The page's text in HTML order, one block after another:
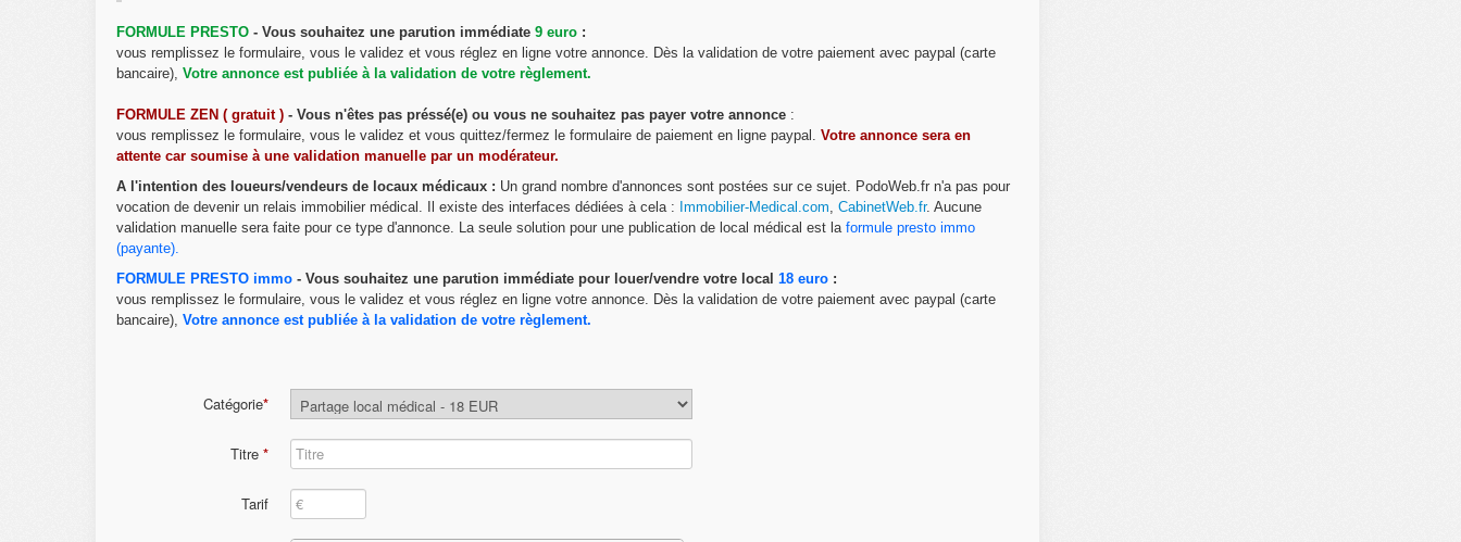
FORMULE PRESTO - Vous souhaitez une parution immédiate 9 euro :
vous remplissez le formulaire, vous le validez et vous réglez en ligne votre annonce. Dès la validation de votre paiement avec paypal (carte
bancaire), Votre annonce est publiée à la validation de votre règlement.
FORMULE ZEN ( gratuit ) - Vous n'êtes pas préssé(e) ou vous ne souhaitez pas payer votre annonce :
vous remplissez le formulaire, vous le validez et vous quittez/fermez le formulaire de paiement en ligne paypal. Votre annonce sera en
attente car soumise à une validation manuelle par un modérateur.
A l'intention des loueurs/vendeurs de locaux médicaux : Un grand nombre d'annonces sont postées sur ce sujet. PodoWeb.fr n'a pas pour
vocation de devenir un relais immobilier médical. Il existe des interfaces dédiées à cela : Immobilier-Medical.com, CabinetWeb.fr. Aucune
validation manuelle sera faite pour ce type d'annonce. La seule solution pour une publication de local médical est la formule presto immo
(payante).
FORMULE PRESTO immo - Vous souhaitez une parution immédiate pour louer/vendre votre local 18 euro :
vous remplissez le formulaire, vous le validez et vous réglez en ligne votre annonce. Dès la validation de votre paiement avec paypal (carte
bancaire), Votre annonce est publiée à la validation de votre règlement.
Catégorie*
Titre *
Tarif